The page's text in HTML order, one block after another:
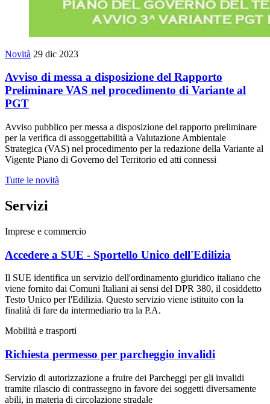
Novità 29 dic 2023
Avviso di messa a disposizione del Rapporto
Preliminare VAS nel procedimento di Variante al
PGT
Avviso pubblico per messa a disposizione del rapporto preliminare
per la verifica di assoggettabilità a Valutazione Ambientale
Strategica (VAS) nel procedimento per la redazione della Variante al
Vigente Piano di Governo del Territorio ed atti connessi
Tutte le novità
Servizi
Imprese e commercio
Accedere a SUE - Sportello Unico dell'Edilizia
Il SUE identifica un servizio dell'ordinamento giuridico italiano che
viene fornito dai Comuni Italiani ai sensi del DPR 380, il cosiddetto
Testo Unico per l'Edilizia. Questo servizio viene istituito con la
finalità di fare da intermediario tra la P.A.
Mobilità e trasporti
Richiesta permesso per parcheggio invalidi
Servizio di autorizzazione a fruire dei Parcheggi per gli invalidi
tramite rilascio di contrassegno in favore dei soggetti diversamente
abili, in materia di circolazione stradale